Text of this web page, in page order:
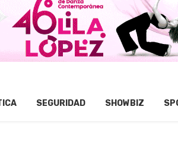
SEGURIDAD SHOWBIZ